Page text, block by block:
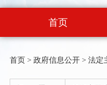
首页
首页 > 政府信息公开 > 法定